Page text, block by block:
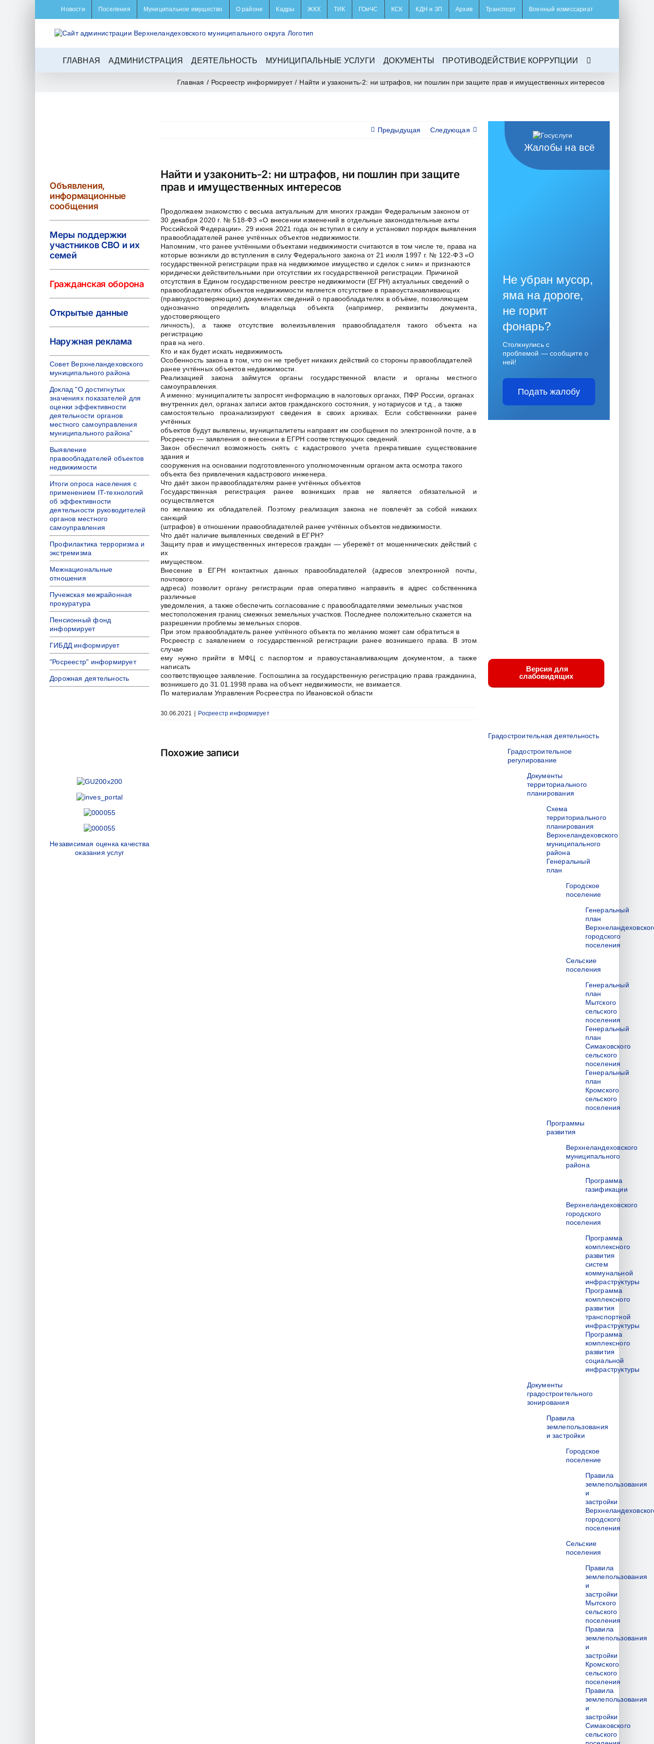
Новости Поселения Муниципальное имущество О районе Кадры ЖКХ ТИК ГОиЧС КСК КДН и ЗП Архив Транспорт Военный комиссариат
ГЛАВНАЯ АДМИНИСТРАЦИЯ ДЕЯТЕЛЬНОСТЬ МУНИЦИПАЛЬНЫЕ УСЛУГИ ДОКУМЕНТЫ ПРОТИВОДЕЙСТВИЕ КОРРУПЦИИ
Главная / Росреестр информирует / Найти и узаконить-2: ни штрафов, ни пошлин при защите прав и имущественных интересов
Предыдущая Следующая
Найти и узаконить-2: ни штрафов, ни пошлин при защите
прав и имущественных интересов
Продолжаем знакомство с весьма актуальным для многих граждан Федеральным законом от
30 декабря 2020 г. № 518-ФЗ «О внесении изменений в отдельные законодательные акты
Российской Федерации». 29 июня 2021 года он вступил в силу и установил порядок выявления
правообладателей ранее учтённых объектов недвижимости.
Напомним, что ранее учтёнными объектами недвижимости считаются в том числе те, права на
которые возникли до вступления в силу Федерального закона от 21 июля 1997 г. № 122-ФЗ «О
государственной регистрации прав на недвижимое имущество и сделок с ним» и признаются
юридически действительными при отсутствии их государственной регистрации. Причиной
отсутствия в Едином государственном реестре недвижимости (ЕГРН) актуальных сведений о
правообладателях объектов недвижимости является отсутствие в правоустанавливающих
(правоудостоверяющих) документах сведений о правообладателях в объёме, позволяющем
однозначно определить владельца объекта (например, реквизиты документа,
удостоверяющего
личность), а также отсутствие волеизъявления правообладателя такого объекта на
регистрацию
прав на него.
Кто и как будет искать недвижимость
Особенность закона в том, что он не требует никаких действий со стороны правообладателей
ранее учтённых объектов недвижимости.
Реализацией закона займутся органы государственной власти и органы местного
самоуправления.
А именно: муниципалитеты запросят информацию в налоговых органах, ПФР России, органах
внутренних дел, органах записи актов гражданского состояния, у нотариусов и т.д., а также
самостоятельно проанализируют сведения в своих архивах. Если собственники ранее
учтённых
объектов будут выявлены, муниципалитеты направят им сообщения по электронной почте, а в
Росреестр — заявления о внесении в ЕГРН соответствующих сведений.
Закон обеспечил возможность снять с кадастрового учета прекратившие существование
здания и
сооружения на основании подготовленного уполномоченным органом акта осмотра такого
объекта без привлечения кадастрового инженера.
Что даёт закон правообладателям ранее учтённых объектов
Государственная регистрация ранее возникших прав не является обязательной и
осуществляется
по желанию их обладателей. Поэтому реализация закона не повлечёт за собой никаких
санкций
(штрафов) в отношении правообладателей ранее учтённых объектов недвижимости.
Что даёт наличие выявленных сведений в ЕГРН?
Защиту прав и имущественных интересов граждан — убережёт от мошеннических действий с
их
имуществом.
Внесение в ЕГРН контактных данных правообладателей (адресов электронной почты,
почтового
адреса) позволит органу регистрации прав оперативно направить в адрес собственника
различные
уведомления, а также обеспечить согласование с правообладателями земельных участков
местоположения границ смежных земельных участков. Последнее положительно скажется на
разрешении проблемы земельных споров.
При этом правообладатель ранее учтённого объекта по желанию может сам обратиться в
Росреестр с заявлением о государственной регистрации ранее возникшего права. В этом
случае
ему нужно прийти в МФЦ с паспортом и правоустанавливающим документом, а также
написать
соответствующее заявление. Госпошлина за государственную регистрацию права гражданина,
возникшего до 31.01.1998 права на объект недвижимости, не взимается.
По материалам Управления Росреестра по Ивановской области
30.06.2021 Росреестр информирует
Похожие записи
Объявления,
информационные
сообщения
Меры поддержки
участников СВО и их
семей
Гражданская оборона
Открытые данные
Наружная реклама
Совет Верхнеландеховского
муниципального района
Доклад "О достигнутых
значениях показателей для
оценки эффективности
деятельности органов
местного самоуправления
муниципального района"
Выявление
правообладателей объектов
недвижимости
Итоги опроса населения с
применением IT-технологий
об эффективности
деятельности руководителей
органов местного
самоуправления
Профилактика терроризма и
экстремизма
Межнациональные
отношения
Пучежская межрайонная
прокуратура
Пенсионный фонд
информирует
ГИБДД информирует
"Росреестр" информирует
Дорожная деятельность
Независимая оценка качества
оказания услуг
Жалобы на всё
Не убран мусор,
яма на дороге,
не горит
фонарь?
Столкнулись с
проблемой — сообщите о
ней!
Подать жалобу
Версия для
слабовидящих
Градостроительная деятельность
Градостроительное
регулирование
Документы
территориального
планирования
Схема
территориального
планирования
Верхнеландеховского
муниципального
района
Генеральный
план
Городское
поселение
Генеральный
план
городского
поселения
Сельские
поселения
Генеральный
план
Мытского
сельского
поселения
Генеральный
план
Симаковского
сельского
поселения
Генеральный
план
Кромского
сельского
поселения
Программы
развития
Верхнеландеховского
муниципального
района
Программа
газификации
Верхнеландеховского
городского
поселения
Программа
комплексного
развития
систем
коммунальной
инфраструктуры
Программа
комплексного
развития
транспортной
инфраструктуры
Программа
комплексного
развития
социальной
инфраструктуры
Документы
градостроительного
зонирования
Правила
землепользования
и застройки
Городское
поселение
Правила
землепользования
и
застройки
городского
поселения
Сельские
поселения
Правила
землепользования
и
застройки
Мытского
сельского
поселения
Правила
землепользования
и
застройки
Кромского
сельского
поселения
Правила
землепользования
и
застройки
Симаковского
сельского